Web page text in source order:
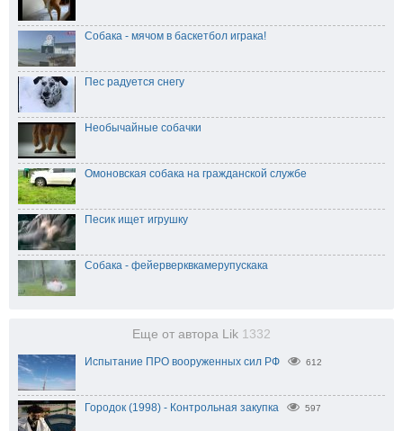
Собака - мячом в баскетбол играка!
Пес радуется снегу
Необычайные собачки
Омоновская собака на гражданской службе
Песик ищет игрушку
Собака - фейерверквкамерупускака
Еще от автора Lik 1332
Испытание ПРО вооруженных сил РФ 612
Городок (1998) - Контрольная закупка 597